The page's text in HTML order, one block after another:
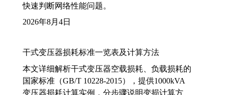
快速判断网络性能问题。
2026年8月4日
干式变压器损耗标准一览表及计算方法
本文详细解析干式变压器空载损耗、负载损耗的
国家标准（GB/T 10228-2015），提供1000kVA
变压器损耗计算实例，分步骤说明变损计算方